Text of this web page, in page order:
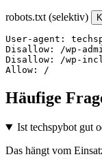
robots.txt (selektiv)
User-agent:
Disallow: /wp-
Disallow: /wp-
Allow: /
Häufige
Ist techspybot gut
Das hängt vom